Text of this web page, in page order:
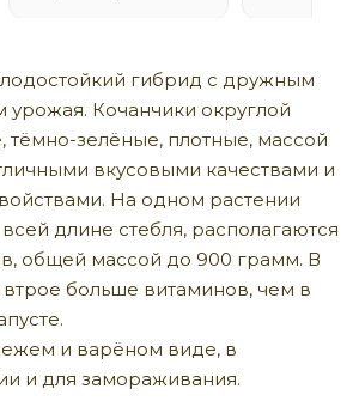
гибрид с дружным
Кочанчики округлой
зелёные, плотные, массой
вкусовыми качествами и
На одном растении
длине стебля, располагаются
общей массой до 900 грамм. В
больше витаминов, чем в
и варёном виде, в
и для замораживания.